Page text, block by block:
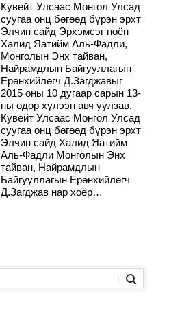
Кувейт Улсаас Монгол Улсад
суугаа онц бөгөөд бүрэн эрхт
Элчин сайд Эрхэмсэг ноён
Халид Яатийм Аль-Фадли,
Монголын Энх тайван,
Найрамдлын Байгууллагын
Ерөнхийлөгч Д.Загджавыг
2015 оны 10 дугаар сарын 13-
ны өдөр хүлээн авч уулзав.
Кувейт Улсаас Монгол Улсад
суугаа онц бөгөөд бүрэн эрхт
Элчин сайд Халид Яатийм
Аль-Фадли Монголын Энх
тайван, Найрамдлын
Байгууллагын Ерөнхийлөгч
Д.Загджав нар хоёр…